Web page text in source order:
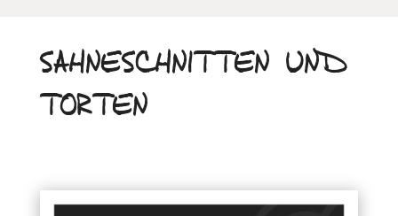
SAHNESCHNITTEN UND
TORTEN